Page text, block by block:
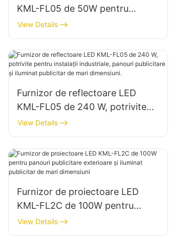
KML-FL05 de 50W pentru
fațade exterioare ale clădirilor și
iluminat pentru spații deschise
View Details
Furnizor de reflectoare LED
KML-FL05 de 240 W, potrivite
pentru instalații industriale,
panouri publicitare și iluminat
publicitar de mari dimensiuni.
View Details
Furnizor de proiectoare LED
KML-FL2C de 100W pentru
panouri publicitare exterioare și
iluminat publicitar de mari
View Details